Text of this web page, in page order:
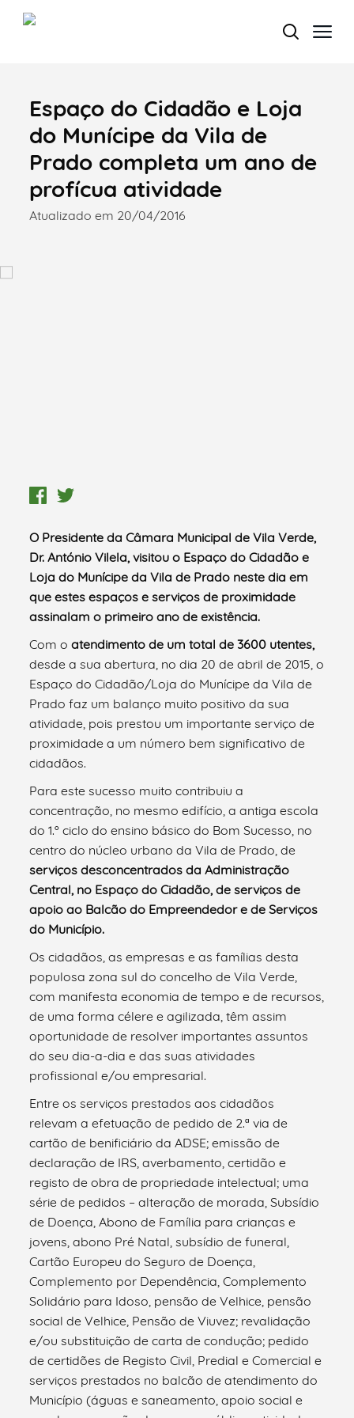
Termo de Pesquisa
Categorias gerais
Espaço do Cidadão e Loja
do Munícipe da Vila de
Prado completa um ano de
profícua atividade
Atualizado em 20/04/2016
O Presidente da Câmara Municipal de Vila Verde,
Dr. António Vilela, visitou o Espaço do Cidadão e
Loja do Munícipe da Vila de Prado neste dia em
que estes espaços e serviços de proximidade
assinalam o primeiro ano de existência.
Com oatendimento de um total de 3600 utentes,
desde a sua abertura, no dia 20 de abril de 2015, o
Espaço do Cidadão/Loja do Munícipe da Vila de
Prado faz um balanço muito positivo da sua
atividade, pois prestou um importante serviço de
proximidade a um número bem significativo de
cidadãos.
Para este sucesso muito contribuiu a
concentração, no mesmo edifício, a antiga escola
do 1.º ciclo do ensino básico do Bom Sucesso, no
centro do núcleo urbano da Vila de Prado, de
serviços desconcentrados da Administração
Central, no Espaço do Cidadão, de serviços de
apoio ao Balcão do Empreendedor e de Serviços
do Município.
Os cidadãos, as empresas e as famílias desta
populosa zona sul do concelho de Vila Verde,
com manifesta economia de tempo e de recursos,
de uma forma célere e agilizada, têm assim
oportunidade de resolver importantes assuntos
do seu dia-a-dia e das suas atividades
profissional e/ou empresarial.
Entre os serviços prestados aos cidadãos
relevam a efetuação de pedido de 2.ª via de
cartão de benificiário da ADSE; emissão de
declaração de IRS, averbamento, certidão e
registo de obra de propriedade intelectual; uma
série de pedidos – alteração de morada, Subsídio
de Doença, Abono de Família para crianças e
jovens, abono Pré Natal, subsídio de funeral,
Cartão Europeu do Seguro de Doença,
Complemento por Dependência, Complemento
Solidário para Idoso, pensão de Velhice, pensão
social de Velhice, Pensão de Viuvez; revalidação
e/ou substituição de carta de condução; pedido
de certidões de Registo Civil, Predial e Comercial e
serviços prestados no balcão de atendimento do
Município (águas e saneamento, apoio social e